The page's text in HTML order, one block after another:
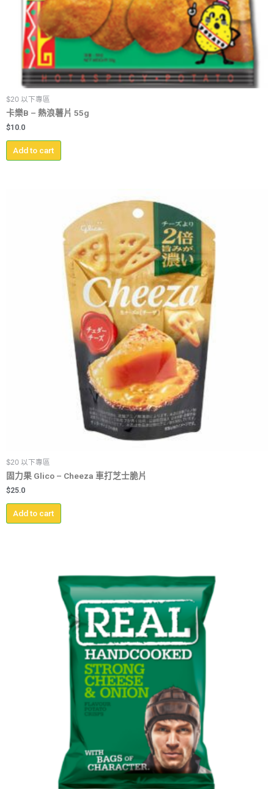
$20 以下專區
卡樂B – 熱浪薯片 55g
$10.0
Add to cart
$20 以下專區
固力果 Glico – Cheeza 車打芝士脆片
$25.0
Add to cart